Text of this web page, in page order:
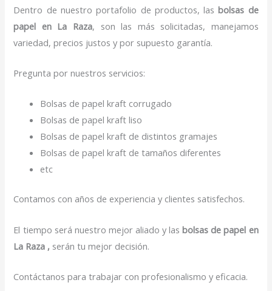
Dentro de nuestro portafolio de productos, lasbolsas de
papel en La Raza, son las más solicitadas, manejamos
variedad, precios justos y por supuesto garantía.
Pregunta por nuestros servicios:
Bolsas de papel kraft corrugado
Bolsas de papel kraft liso
Bolsas de papel kraft de distintos gramajes
Bolsas de papel kraft de tamaños diferentes
etc
Contamos con años de experiencia y clientes satisfechos.
El tiempo será nuestro mejor aliado y lasbolsas de papel en
La Raza , serán tu mejor decisión.
Contáctanos para trabajar con profesionalismo y eficacia.